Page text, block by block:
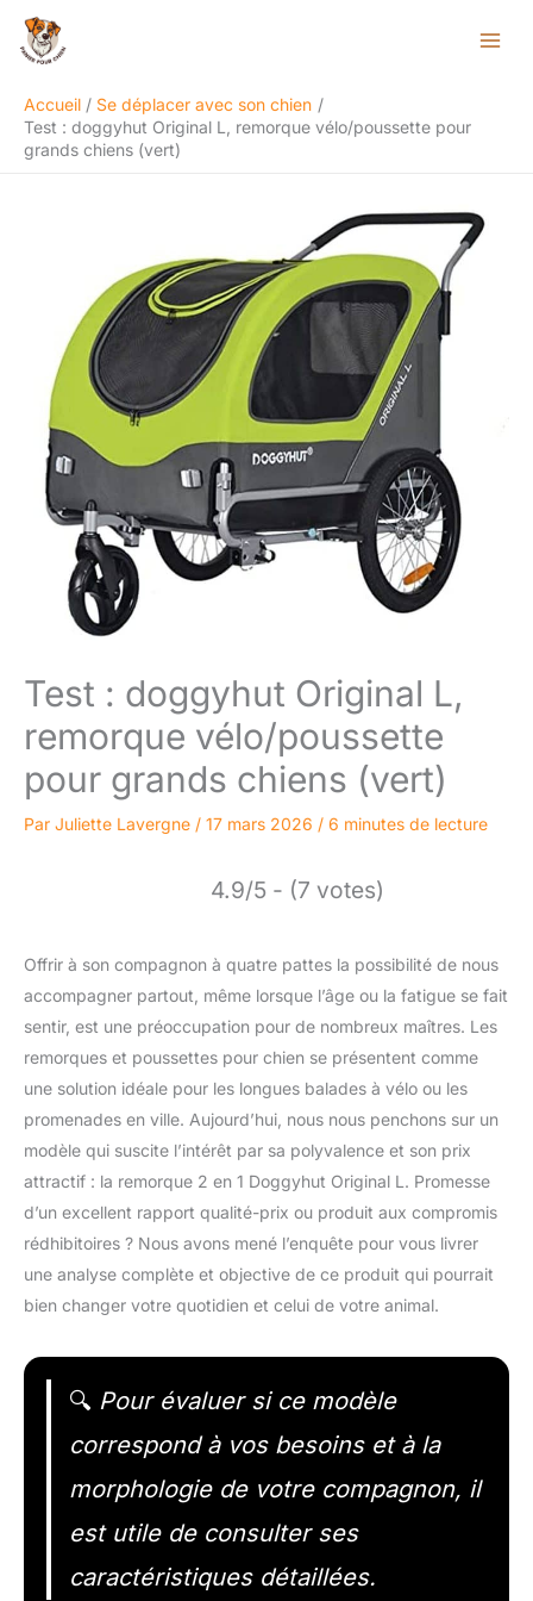
Aller
Accueil
Se déplacer avec son chien
Test : doggyhut Original L, remorque vélo/poussette pour
grands chiens (vert)
Test : doggyhut Original L,
remorque vélo/poussette
pour grands chiens (vert)
Par Juliette Lavergne / 17 mars 2026 / 6 minutes de lecture
4.9/5 - (7 votes)
Offrir à son compagnon à quatre pattes la possibilité de nous
accompagner partout, même lorsque l’âge ou la fatigue se fait
sentir, est une préoccupation pour de nombreux maîtres. Les
remorques et poussettes pour chien se présentent comme
une solution idéale pour les longues balades à vélo ou les
promenades en ville. Aujourd’hui, nous nous penchons sur un
modèle qui suscite l’intérêt par sa polyvalence et son prix
attractif : la remorque 2 en 1 Doggyhut Original L. Promesse
d’un excellent rapport qualité-prix ou produit aux compromis
rédhibitoires ? Nous avons mené l’enquête pour vous livrer
une analyse complète et objective de ce produit qui pourrait
bien changer votre quotidien et celui de votre animal.
🔍 Pour évaluer si ce modèle
correspond à vos besoins et à la
morphologie de votre compagnon, il
est utile de consulter ses
caractéristiques détaillées.
Rechercher